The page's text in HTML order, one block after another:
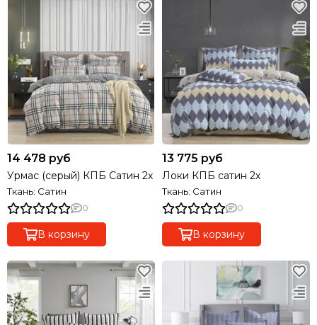
14 478 руб
Урмас (серый) КПБ Сатин 2х
Ткань: Сатин
0
В корзину
13 775 руб
Локи КПБ сатин 2х
Ткань: Сатин
0
В корзину